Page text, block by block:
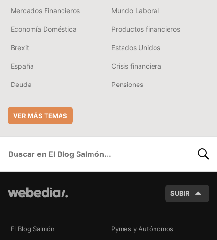
Mercados Financieros Mundo Laboral
Economía Doméstica Productos financieros
Brexit Estados Unidos
España Crisis financiera
Deuda Pensiones
VER MÁS TEMAS
SUBIR
El Blog Salmón Pymes y Autónomos